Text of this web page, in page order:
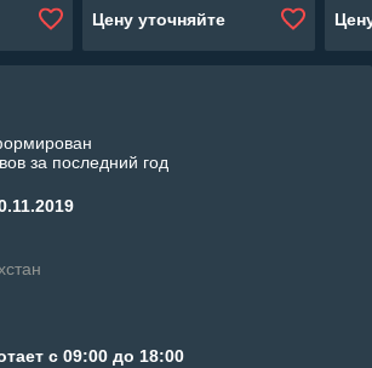
мм,
диаметр 700 мм)
Цену уточняйте
за последний год
с 09:00 до 18:00